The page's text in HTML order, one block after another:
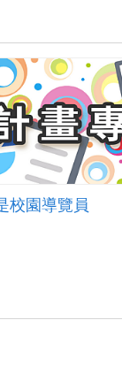
校園導覽員